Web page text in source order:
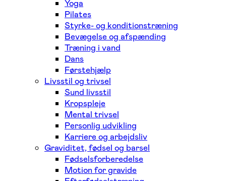
Yoga
Pilates
Styrke- og konditionstræning
Bevægelse og afspænding
Træning i vand
Dans
Førstehjælp
Livsstil og trivsel
Sund livsstil
Kropspleje
Mental trivsel
Personlig udvikling
Karriere og arbejdsliv
Graviditet, fødsel og barsel
Fødselsforberedelse
Motion for gravide